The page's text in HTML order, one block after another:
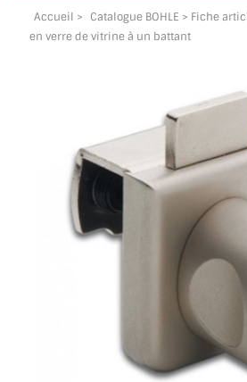
NOUS CONTACTER
SUIVI DE DEVIS
SUIVI DE COMMANDE
TOUS LES TARIFS AU M2
GUIDE : CHOIX PAR
AMBIANCE LAITON BROSSÉ
MIROIRS VIEILLIS AMBIANCE
Accueil > Catalogue BOHLE > Fiche
en verre de vitrine à un battant